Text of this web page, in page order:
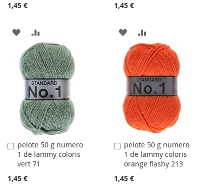
1,45 €
AJOUTER
À
LA
LISTE
D'ACHATS
AU
COMPARATEUR
1,45 €
AJOUTER
À
LA
LISTE
D'ACHATS
AU
COMPARATEUR
pelote 50 g numero
1 de lammy coloris
vert 71
1,45 €
Ajouter
au
panier
pelote 50 g numero
1 de lammy coloris
orange flashy 213
1,45 €
Ajouter
au
panier